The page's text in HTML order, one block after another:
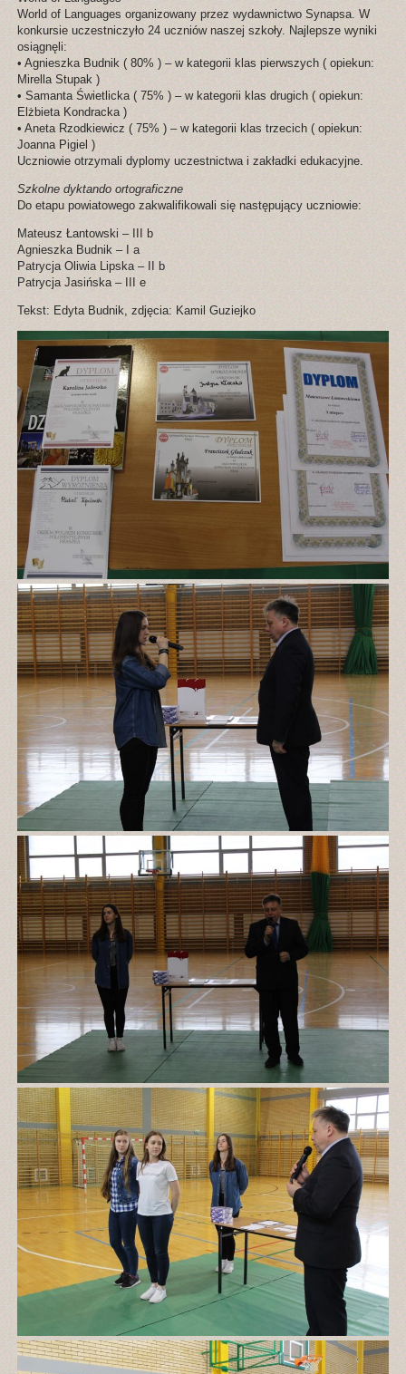
World of Languages organizowany przez wydawnictwo Synapsa. W
konkursie uczestniczyło 24 uczniów naszej szkoły. Najlepsze wyniki
osiągnęli:
• Agnieszka Budnik ( 80% ) – w kategorii klas pierwszych ( opiekun:
Mirella Stupak )
• Samanta Świetlicka ( 75% ) – w kategorii klas drugich ( opiekun:
Elżbieta Kondracka )
• Aneta Rzodkiewicz ( 75% ) – w kategorii klas trzecich ( opiekun:
Joanna Pigiel )
Uczniowie otrzymali dyplomy uczestnictwa i zakładki edukacyjne.
Szkolne dyktando ortograficzne
Do etapu powiatowego zakwalifikowali się następujący uczniowie:
Mateusz Łantowski – III b
Agnieszka Budnik – I a
Patrycja Oliwia Lipska – II b
Patrycja Jasińska – III e
Tekst: Edyta Budnik, zdjęcia: Kamil Guziejko